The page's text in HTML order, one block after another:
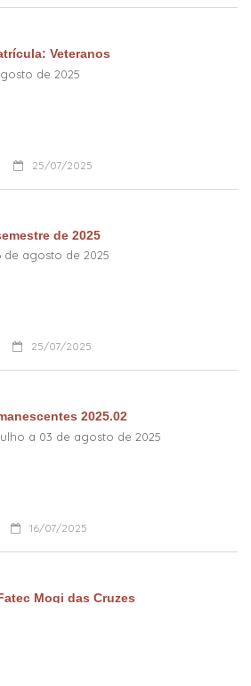
Veteranos
de 2025
25/07/2025
de 2025
agosto de 2025
25/07/2025
2025.02
a 03 de agosto de 2025
16/07/2025
Mogi das Cruzes